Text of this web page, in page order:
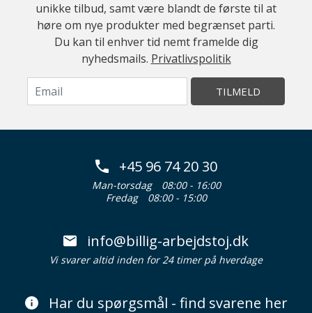
unikke tilbud, samt være blandt de første til at
høre om nye produkter med begrænset parti.
Du kan til enhver tid nemt framelde dig
nyhedsmails. Privatlivspolitik
TILMELD
+45 96 74 20 30
Man-torsdag
08:00 - 16:00
Fredag
08:00 - 15:00
info@billig-arbejdstoj.dk
Vi svarer altid inden for 24 timer på hverdage
Har du spørgsmål - find svarene her